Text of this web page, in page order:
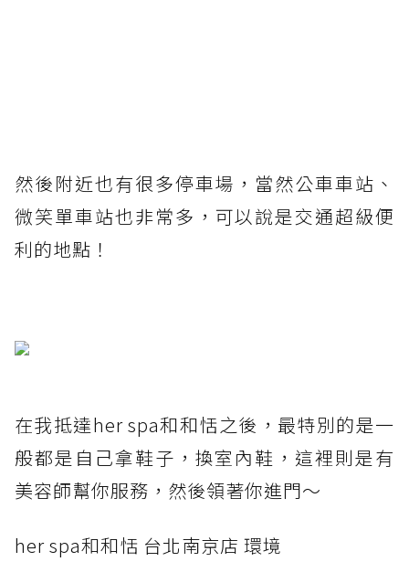
然後附近也有很多停車場，當然公車車站、
微笑單車站也非常多，可以說是交通超級便
利的地點！
在我抵達her spa和和恬之後，最特別的是一
般都是自己拿鞋子，換室內鞋，這裡則是有
美容師幫你服務，然後領著你進門～
her spa和和恬 台北南京店 環境